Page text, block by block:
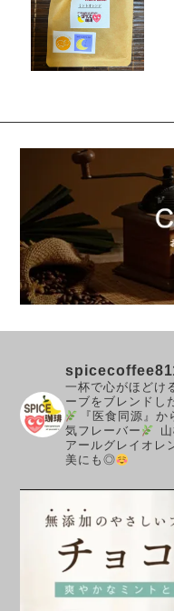
一杯で心がほどけ
ーブをブレンドし
『医食同源』
気フレーバー
アールグレイオレ
美にも◎